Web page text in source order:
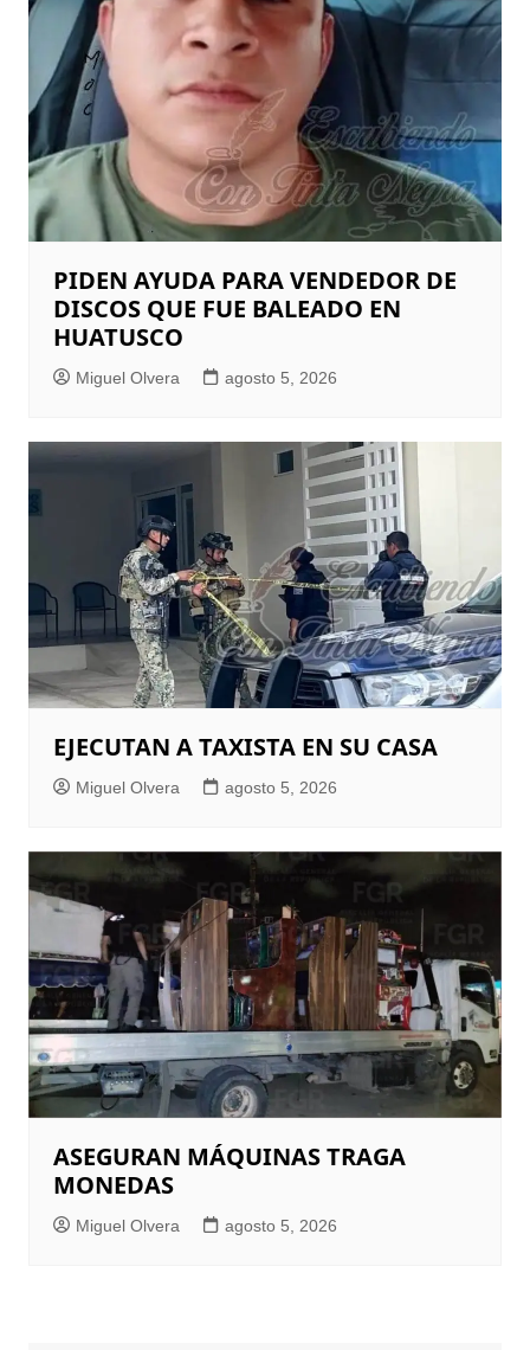
PIDEN AYUDA PARA VENDEDOR DE
DISCOS QUE FUE BALEADO EN
HUATUSCO
Miguel Olvera agosto 5, 2026
EJECUTAN A TAXISTA EN SU CASA
Miguel Olvera agosto 5, 2026
ASEGURAN MÁQUINAS TRAGA
MONEDAS
Miguel Olvera agosto 5, 2026